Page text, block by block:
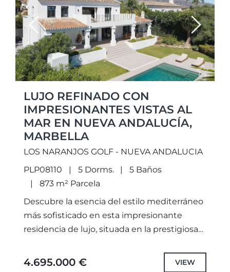
Previous Next
LUJO REFINADO CON
IMPRESIONANTES VISTAS AL
MAR EN NUEVA ANDALUCÍA,
MARBELLA
LOS NARANJOS GOLF - NUEVA ANDALUCIA
PLP08110
5 Dorms.
5 Baños
873 m² Parcela
Descubre la esencia del estilo mediterráneo
más sofisticado en esta impresionante
residencia de lujo, situada en la prestigiosa
Diseñada para combinar la comodidad
4.695.000 € VIEW